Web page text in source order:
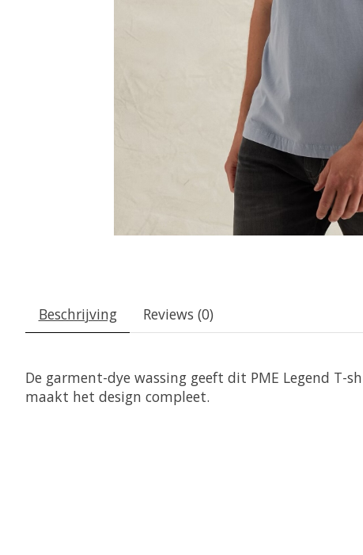
Beschrijving Reviews (0)
De garment-dye wassing geeft dit PME Legend T-
maakt het design compleet.